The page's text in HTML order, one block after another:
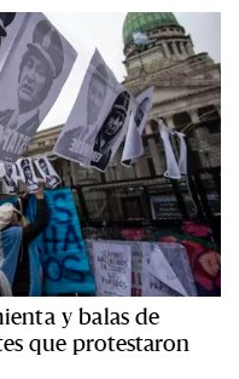
y balas de
que protestaron